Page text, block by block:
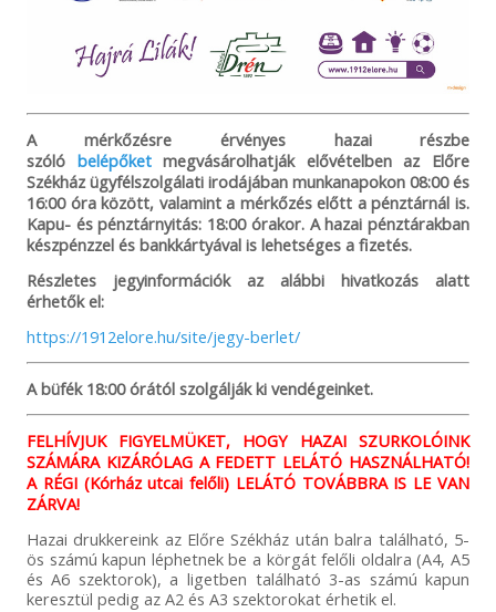
A mérkőzésre érvényes hazai részbe
szóló belépőketmegvásárolhatják elővételben az Előre
Székház ügyfélszolgálati irodájában munkanapokon 08:00 és
16:00 óra között, valamint a mérkőzés előtt a pénztárnál is.
Kapu- és pénztárnyitás: 18:00 órakor. A hazai pénztárakban
készpénzzel és bankkártyával is lehetséges a fizetés.
Részletes jegyinformációk az alábbi hivatkozás alatt
érhetők el:
https://1912elore.hu/site/jegy-berlet/
A büfék 18:00 órától szolgálják ki vendégeinket.
FELHÍVJUK FIGYELMÜKET, HOGY HAZAI SZURKOLÓINK
SZÁMÁRA KIZÁRÓLAG A FEDETT LELÁTÓ HASZNÁLHATÓ!
A RÉGI (Kórház utcai felőli) LELÁTÓ TOVÁBBRA IS LE VAN
ZÁRVA!
Hazai drukkereink az Előre Székház után balra található, 5-
ös számú kapun léphetnek be a körgát felőli oldalra (A4, A5
és A6 szektorok), a ligetben található 3-as számú kapun
keresztül pedig az A2 és A3 szektorokat érhetik el.